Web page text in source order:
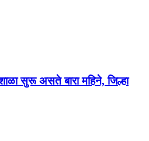
सुरू असते बारा महिने, जिल्हा